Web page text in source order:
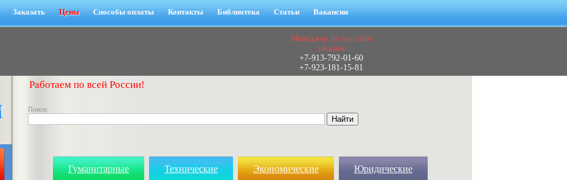
Заказать Цены Способы оплаты Контакты Библиотека Статьи Вакансии
Менеджер по он-лайн
заказам
+7-913-792-01-60
+7-923-181-15-81
Работаем по всей России!
Поиск:
Гуманитарные Технические Экономические Юридические